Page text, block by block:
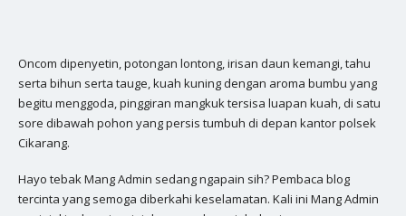
Oncom dipenyetin, potongan lontong, irisan daun kemangi, tahu
serta bihun serta tauge, kuah kuning dengan aroma bumbu yang
begitu menggoda, pinggiran mangkuk tersisa luapan kuah, di satu
sore dibawah pohon yang persis tumbuh di depan kantor polsek
Cikarang.
Hayo tebak Mang Admin sedang ngapain sih? Pembaca blog
tercinta yang semoga diberkahi keselamatan. Kali ini Mang Admin